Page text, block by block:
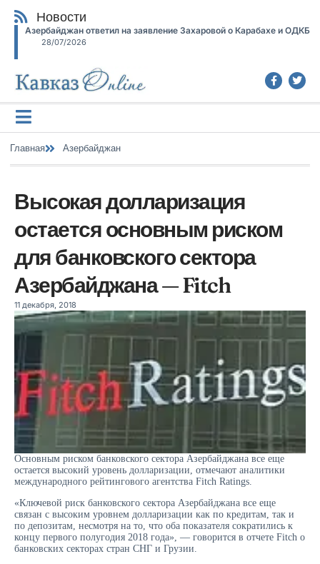
Новости
Азербайджан ответил на заявление Захаровой о Карабахе и ОДКБ
28/07/2026
Главная Азербайджан
Высокая долларизация
остается основным риском
для банковского сектора
Азербайджана — Fitch
11 декабря, 2018
Основным риском банковского сектора Азербайджана все еще
остается высокий уровень долларизации, отмечают аналитики
международного рейтингового агентства Fitch Ratings.
«Ключевой риск банковского сектора Азербайджана все еще
связан с высоким уровнем долларизации как по кредитам, так и
по депозитам, несмотря на то, что оба показателя сократились к
концу первого полугодия 2018 года», — говорится в отчете Fitch о
банковских секторах стран СНГ и Грузии.